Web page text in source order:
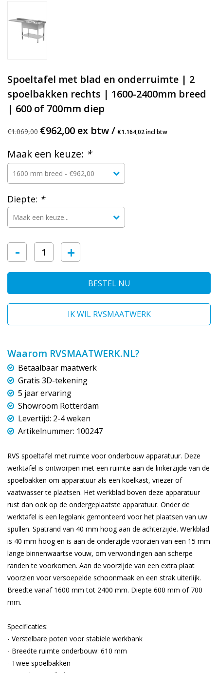
Spoeltafel met blad en onderruimte | 2
spoelbakken rechts | 1600-2400mm breed
| 600 of 700mm diep
€1.069,00 €962,00 ex btw /€1.164,02 incl btw
Maak een keuze: *
Diepte: *
- +
BESTEL NU
IK WIL RVSMAATWERK
Waarom RVSMAATWERK.NL?
Betaalbaar maatwerk
Gratis 3D-tekening
5 jaar ervaring
Showroom Rotterdam
Levertijd: 2-4 weken
Artikelnummer: 100247
RVS spoeltafel met ruimte voor onderbouw apparatuur. Deze
werktafel is ontworpen met een ruimte aan de linkerzijde van de
spoelbakken om apparatuur als een koelkast, vriezer of
vaatwasser te plaatsen. Het werkblad boven deze apparatuur
rust dan ook op de ondergeplaatste apparatuur. Onder de
werktafel is een legplank gemonteerd voor het plaatsen van uw
spullen. Spatrand van 40 mm hoog aan de achterzijde. Werkblad
is 40 mm hoog en is aan de onderzijde voorzien van een 15 mm
lange binnenwaartse vouw, om verwondingen aan scherpe
randen te voorkomen. Aan de voorzijde van een extra plaat
voorzien voor versoepelde schoonmaak en een strak uiterlijk.
Breedte vanaf 1600 mm tot 2400 mm. Diepte 600 mm of 700
mm.
Specificaties:
- Verstelbare poten voor stabiele werkbank
- Breedte ruimte onderbouw: 610 mm
- Twee spoelbakken